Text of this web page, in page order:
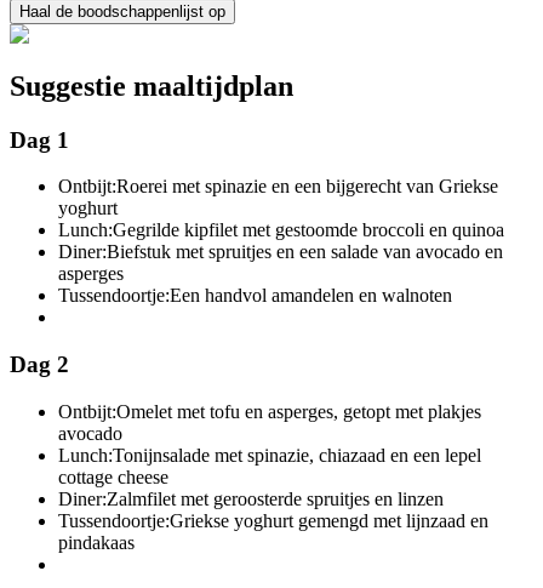
Haal de boodschappenlijst op
Suggestie maaltijdplan
Dag 1
Ontbijt:Roerei met spinazie en een bijgerecht van Griekse
yoghurt
Lunch:Gegrilde kipfilet met gestoomde broccoli en quinoa
Diner:Biefstuk met spruitjes en een salade van avocado en
asperges
Tussendoortje:Een handvol amandelen en walnoten
Dag 2
Ontbijt:Omelet met tofu en asperges, getopt met plakjes
avocado
Lunch:Tonijnsalade met spinazie, chiazaad en een lepel
cottage cheese
Diner:Zalmfilet met geroosterde spruitjes en linzen
Tussendoortje:Griekse yoghurt gemengd met lijnzaad en
pindakaas